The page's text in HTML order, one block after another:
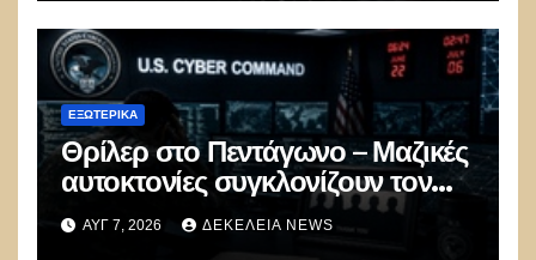
ΕΞΩΤΕΡΙΚΑ
Θρίλερ στο Πεντάγωνο – Μαζικές
αυτοκτονίες συγκλονίζουν τον
μυστικό στρατό
κυβερνοπολέμου των ΗΠΑ
ΑΥΓ 7, 2026 ΔΕΚΈΛΕΙΑ NEWS